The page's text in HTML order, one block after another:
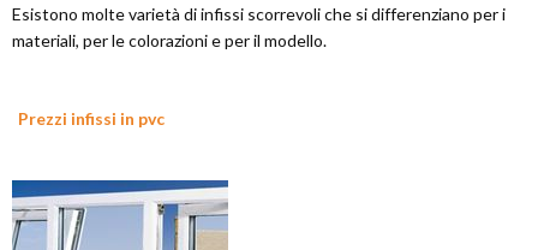
Esistono molte varietà di infissi scorrevoli che si differenziano per i
materiali, per le colorazioni e per il modello.
Prezzi infissi in pvc